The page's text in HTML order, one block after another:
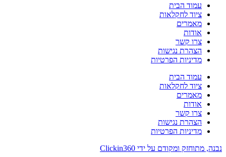
עמוד הבית
ציוד לחקלאות
מאמרים
אודות
צרו קשר
הצהרת נגישות
מדיניות הפרטיות
עמוד הבית
ציוד לחקלאות
מאמרים
אודות
צרו קשר
הצהרת נגישות
מדיניות הפרטיות
נבנה, מתוחזק ומקודם על ידי Clickin360